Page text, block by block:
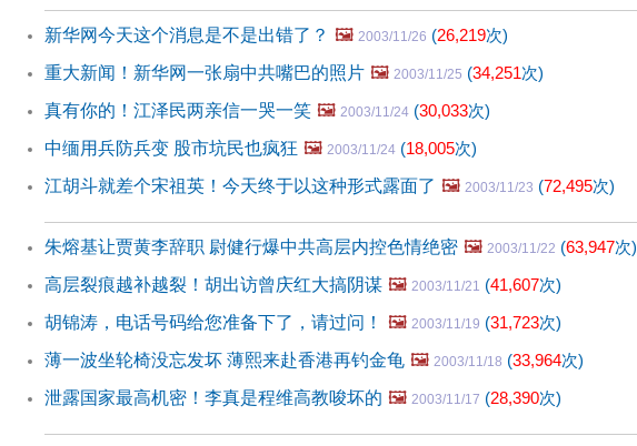
新华网今天这个消息是不是出错了？ 🖼️ 2003/11/26 (26,219次)
重大新闻！新华网一张扇中共嘴巴的照片 🖼️ 2003/11/25 (34,251次)
真有你的！江泽民两亲信一哭一笑 🖼️ 2003/11/24 (30,033次)
中缅用兵防兵变 股市坑民也疯狂 🖼️ 2003/11/24 (18,005次)
江胡斗就差个宋祖英！今天终于以这种形式露面了 🖼️ 2003/11/23 (72,495次)
朱熔基让贾黄李辞职 尉健行爆中共高层内控色情绝密 🖼️ 2003/11/22 (63,947次)
高层裂痕越补越裂！胡出访曾庆红大搞阴谋 🖼️ 2003/11/21 (41,607次)
胡锦涛，电话号码给您准备下了，请过问！
🖼️ 2003/11/19 (31,723次)
薄一波坐轮椅没忘发坏 薄熙来赴香港再钓金龟 🖼️ 2003/11/18 (33,964次)
泄露国家最高机密！李真是程维高教唆坏的 🖼️ 2003/11/17 (28,390次)